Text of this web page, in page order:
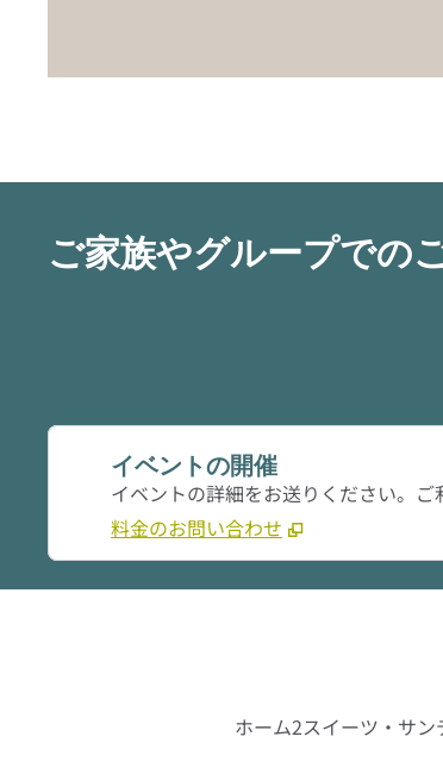
ご家族やグループでの
イベントの開催
イベントの詳細をお送りください。ご
料金のお問い合わせ
ホーム2スイーツ・サ